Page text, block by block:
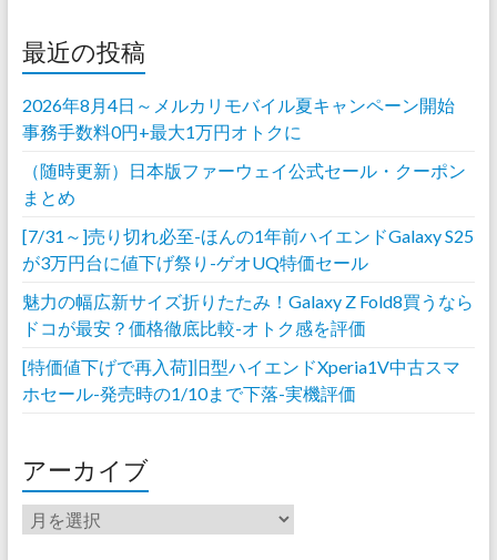
最近の投稿
2026年8月4日～メルカリモバイル夏キャンペーン開始
事務手数料0円+最大1万円オトクに
（随時更新）日本版ファーウェイ公式セール・クーポン
まとめ
[7/31～]売り切れ必至-ほんの1年前ハイエンドGalaxy S25
が3万円台に値下げ祭り-ゲオUQ特価セール
魅力の幅広新サイズ折りたたみ！Galaxy Z Fold8買うなら
ドコが最安？価格徹底比較-オトク感を評価
[特価値下げで再入荷]旧型ハイエンドXperia1V中古スマ
ホセール-発売時の1/10まで下落-実機評価
アーカイブ
ア
ー